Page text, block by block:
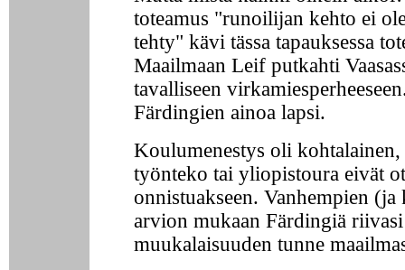
toteamus "runoilijan kehto ei
tehty" kävi tässa tapauksessa
Maailmaan Leif putkahti
tavalliseen
Färdingien ainoa lapsi.
Koulumenestys oli kohtalainen,
työnteko tai yliopistoura eivät
onnistuakseen. Vanhempien (ja
arvion mukaan Färdingiä
muukalaisuuden tunne